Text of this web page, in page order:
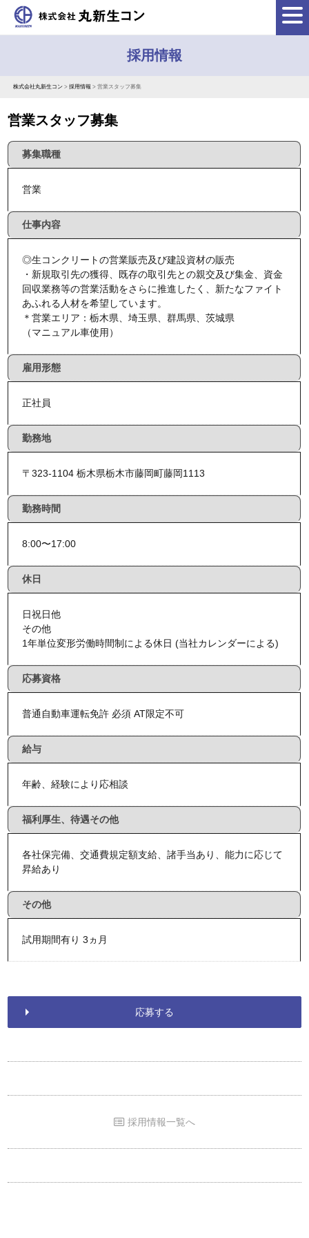
採用情報
株式会社丸新生コン> 採用情報 > 営業スタッフ募集
営業スタッフ募集
募集職種
営業
仕事内容
◎生コンクリートの営業販売及び建設資材の販売
・新規取引先の獲得、既存の取引先との親交及び集金、資金
回収業務等の営業活動をさらに推進したく、新たなファイト
あふれる人材を希望しています。
＊営業エリア：栃木県、埼玉県、群馬県、茨城県
（マニュアル車使用）
雇用形態
正社員
勤務地
〒323-1104 栃木県栃木市藤岡町藤岡1113
勤務時間
8:00〜17:00
休日
日祝日他
その他
1年単位変形労働時間制による休日 (当社カレンダーによる)
応募資格
普通自動車運転免許 必須 AT限定不可
給与
年齢、経験により応相談
福利厚生、待遇その他
各社保完備、交通費規定額支給、諸手当あり、能力に応じて
昇給あり
その他
試用期間有り 3ヵ月
応募する
採用情報一覧へ